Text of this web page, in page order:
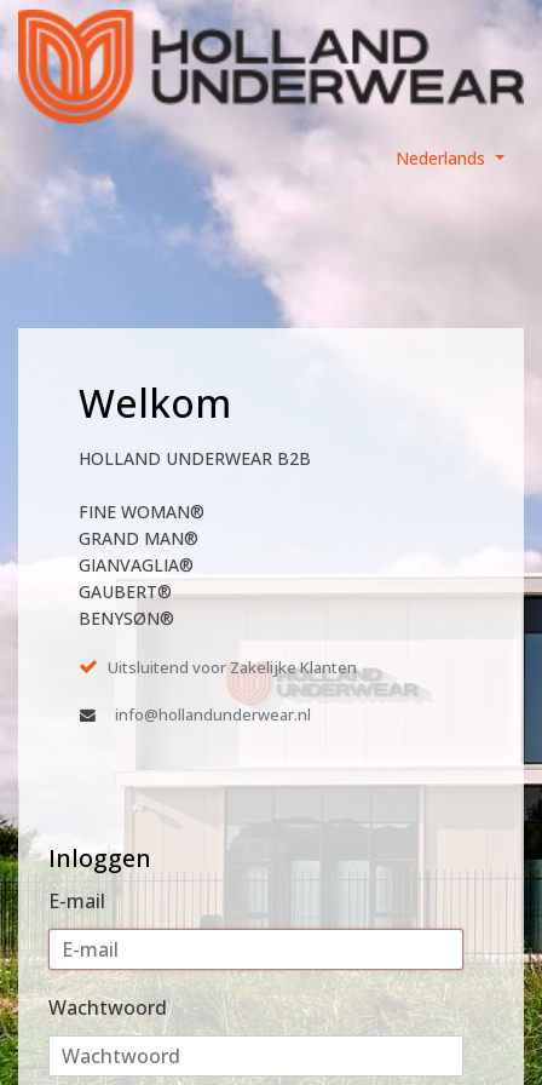
Nederlands
Welkom
HOLLAND UNDERWEAR B2B
FINE WOMAN®
GRAND MAN®
GIANVAGLIA®
GAUBERT®
BENYSØN®
Uitsluitend voor Zakelijke Klanten
info@hollandunderwear.nl
Inloggen
E-mail
Wachtwoord